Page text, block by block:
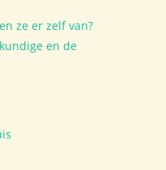
ze er zelf van?
en de